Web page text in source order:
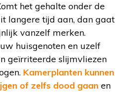
het gehalte onder de
langere tijd aan, dan gaat
vanzelf merken.
huisgenoten en uzelf
geïrriteerde slijmvliezen
Kamerplanten kunnen
of zelfs dood gaan en